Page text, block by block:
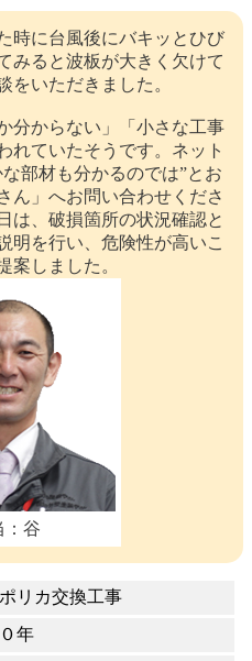
時に台風後にバキッとひび
みると波板が大きく欠けて
をいただきました。
分からない」「小さな工事
れていたそうです。ネット
部材も分かるのでは”とお
ん」へお問い合わせくださ
は、破損箇所の状況確認と
明を行い、危険性が高いこ
案しました。
：谷
リカ交換工事
年